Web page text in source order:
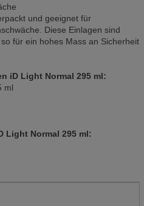
und geeignet für
Diese Einlagen sind
für ein hohes Mass an Sicherheit
iD Light Normal 295 ml:
ml
Light Normal 295 ml: